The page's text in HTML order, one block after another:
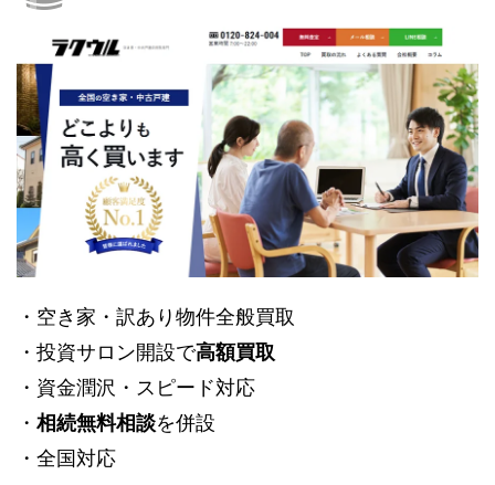
・空き家・訳あり物件全般買取
・投資サロン開設で高額買取
・資金潤沢・スピード対応
・ 相続無料相談を併設
・全国対応